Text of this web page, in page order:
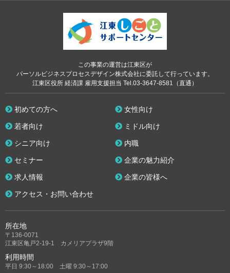
この事業の運営は江東区が
パーソルビジネスプロセスデザイン株式会社に委託して行っています。
江東区役所 経済課 雇用支援担当 Tel.03-3647-8581（直通）
所在地
〒136-0071
江東区亀戸2-19-1 カメリアプラザ9階
利用時間
平日 9:30～18:00 土曜 9:30～17:00
初めての方へ 女性向け
若者向け ミドル向け
シニア向け 内職
セミナー 企業の魅力紹介
求人情報 企業の皆様へ
アクセス・お問い合わせ